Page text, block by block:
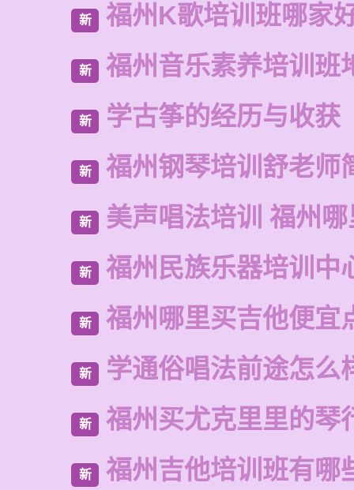
新 福州K歌培训班哪家
新 福州音乐素养培训班
新 学古筝的经历与收获
新 福州钢琴培训舒老师
新 美声唱法培训 福州
新 福州民族乐器培训中
新 福州哪里买吉他便宜
新 学通俗唱法前途怎么
新 福州买尤克里里的琴
新 福州吉他培训班有哪